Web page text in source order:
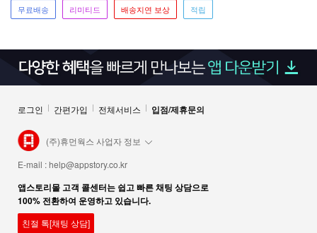
무료배송 리미티드 배송지연 보상 적립
로그인 간편가입 전체서비스 입점/제휴문의
(주)휴먼웍스 사업자 정보
E-mail :help@appstory.co.kr
앱스토리몰 고객 콜센터는 쉽고 빠른 채팅 상담으로
100% 전환하여 운영하고 있습니다.
친절 톡[채팅 상담]